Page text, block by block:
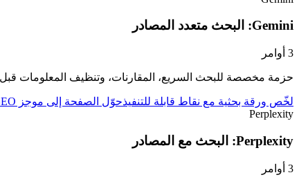
Gemini: البحث متعدد المصادر
3 أوامر
حزمة مخصصة للبحث السريع، المقارنات، وتنظيف المعلومات قبل
لخّص ورقة بحثية مع نقاط قابلة للتنفيذحوّل الصفحة إلى موجز SEO قوي
Perplexity
Perplexity: البحث مع المصادر
3 أوامر